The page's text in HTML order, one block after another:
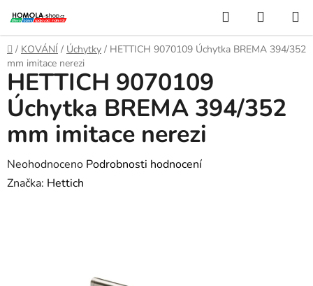
na
obsah
Hledat
KOŠÍK
Domů
/ KOVÁNÍ / Úchytky / HETTICH 9070109 Úchytka BREMA 394/352
mm imitace nerezi
HETTICH 9070109
Úchytka BREMA 394/352
mm imitace nerezi
Průměrné
hodnocení
Neohodnoceno Podrobnosti hodnocení
Značka: Hettich